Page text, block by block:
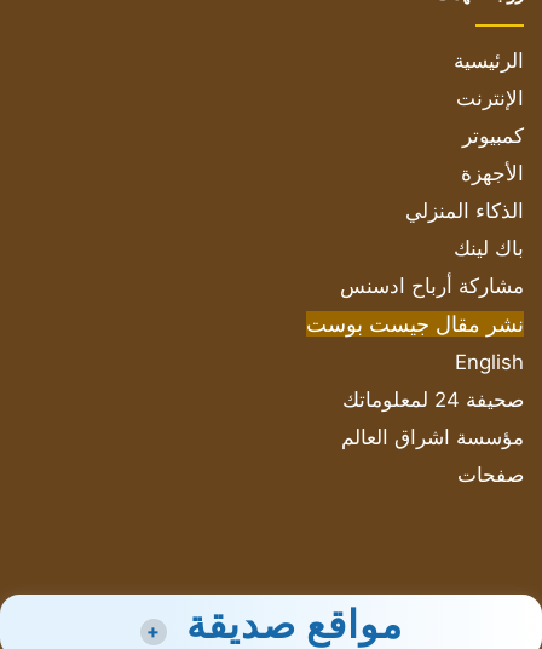
الرئيسية
الإنترنت
كمبيوتر
الأجهزة
الذكاء المنزلي
باك لينك
مشاركة أرباح ادسنس
نشر مقال جيست بوست
English
صحيفة 24 لمعلوماتك
مؤسسة اشراق العالم
صفحات
مواقع صديقة +